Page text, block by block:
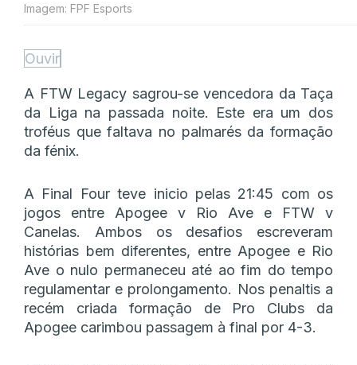
Imagem: FPF Esports
Ouvir
A FTW Legacy sagrou-se vencedora da Taça
da Liga na passada noite. Este era um dos
troféus que faltava no palmarés da formação
da fénix.
A Final Four teve inicio pelas 21:45 com os
jogos entre Apogee v Rio Ave e FTW v
Canelas. Ambos os desafios escreveram
histórias bem diferentes, entre Apogee e Rio
Ave o nulo permaneceu até ao fim do tempo
regulamentar e prolongamento. Nos penaltis a
recém criada formação de Pro Clubs da
Apogee carimbou passagem à final por 4-3.